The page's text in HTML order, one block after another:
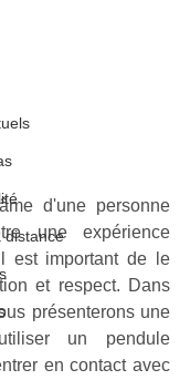
distance
d'une personne
une expérience
est important de le
et respect. Dans
présenterons une
un pendule
en contact avec